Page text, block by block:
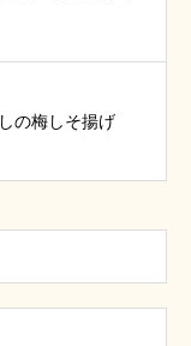
の梅しそ揚げ